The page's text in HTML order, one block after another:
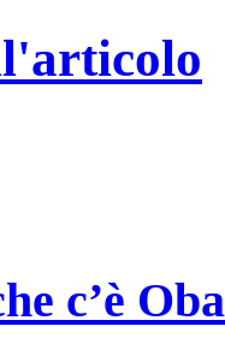
c’è